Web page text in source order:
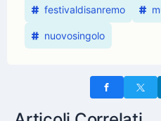
festivaldisanremo
nuovosingolo